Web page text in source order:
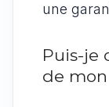
une
Puis-je
de